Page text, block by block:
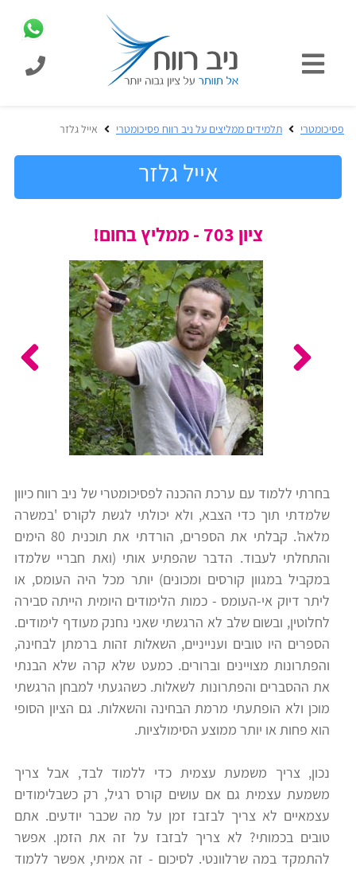
כניסת
תלמידים
מידע
כללי
קורסי
פסיכומטרי
תלמידים
ממליצים
המוצרים
מבית
רווח
הכנה
לצה"ל
וחטיבות
ביניים
הכנה
למבחני
מיון
לעבודה
ניב
רווח
לימודים
פסיכומטרי תלמידים ממליצים על ניב רווח פסיכומטרי אייל גלזר
אייל גלזר
ציון 703 - ממליץ בחום!
בחרתי ללמוד עם ערכת ההכנה לפסיכומטרי של ניב רווח כיוון
שלמדתי תוך כדי הצבא, ולא יכולתי לגשת לקורס 'במשרה
מלאה'. קבלתי את הספרים, הורדתי את תוכנית 80 הימים
והתחלתי לעבוד. הדבר שהפתיע אותי (ואת חבריי שלמדו
במקביל במגוון קורסים ומכונים) יותר מכל היה העומס, או
ליתר דיוק אי-העומס - כמות הלימודים היומית הייתה סבירה
לחלוטין, ובשום שלב לא הרגשתי שאני נחנק מעודף לימודים.
הספרים היו טובים וענייניים, השאלות זהות ברמתן לבחינה,
והפתרונות מצויינים וברורים. כמעט שלא קרה שלא הבנתי
את ההסברים והפתרונות לשאלות. כשהגעתי למבחן הרגשתי
מוכן ולא הופתעתי מרמת הבחינה והשאלות. גם הציון הסופי
הוא פחות או יותר ממוצע הסימולציות.
נכון, צריך משמעת עצמית כדי ללמוד לבד, אבל צריך
משמעת עצמית גם אם עושים קורס רגיל, רק כשבלימודים
עצמאיים לא צריך לבזבז זמן על מה שכבר יודעים. אתם
טובים בכמותי? לא צריך לבזבז על זה את הזמן. אפשר
להתמקד במה שרלוונטי. לסיכום - זה אמיתי, אפשר ללמוד